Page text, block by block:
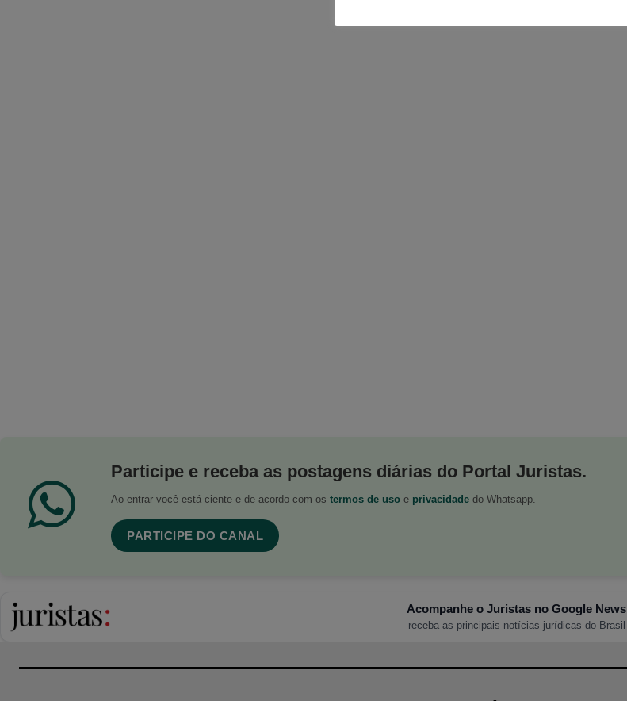
Participe e receba as postagens diárias do Portal Juristas.
Ao entrar você está ciente e de acordo com os termos de uso e privacidade do Whatsapp.
PARTICIPE DO CANAL
Acompanhe o Juristas no Google News
receba as principais notícias jurídicas do Brasil